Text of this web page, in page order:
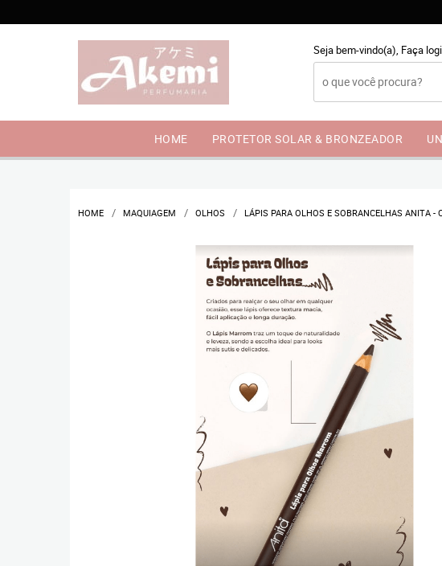
Seja bem-vindo(a), Faça
HOME PROTETOR SOLAR & BRONZEADOR
HOME MAQUIAGEM OLHOS LÁPIS PARA OLHOS E SOBRANCELHAS ANITA -